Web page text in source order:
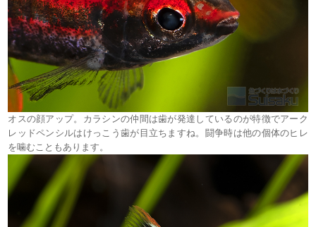
オスの顔アップ。カラシンの仲間は歯が発達しているのが特徴でアーク
レッドペンシルはけっこう歯が目立ちますね。闘争時は他の個体のヒレ
を噛むこともあります。